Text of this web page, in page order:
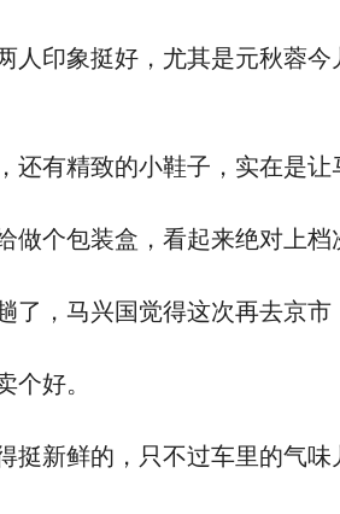
印象挺好，尤其是元秋蓉
有精致的小鞋子，实在是让
个包装盒，看起来绝对上档
，马兴国觉得这次再去京市
好。
新鲜的，只不过车里的气味